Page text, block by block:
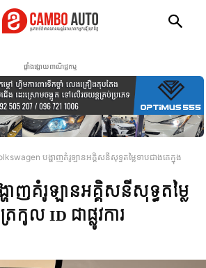
ផ្ទាំងផ្សាយពាណិជ្ជកម្ម
បង្ហាញគំរូឡានអគ្គិសនីសុទ្ធតម្លៃទាបជាងគេក្នុង
ហាញគំរូឡានអគ្គិសនីសុទ្ធតម្លៃ
រកូល ID ជាផ្លូវការ